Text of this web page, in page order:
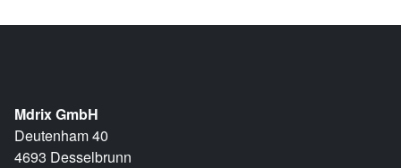
Mdrix GmbH
Deutenham 40
4693 Desselbrunn